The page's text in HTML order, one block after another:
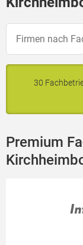
30
Premium